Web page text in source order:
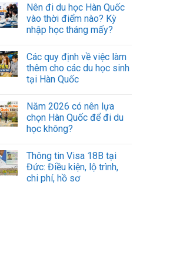
Nên đi du học Hàn Quốc
vào thời điểm nào? Kỳ
nhập học tháng mấy?
Các quy định về việc làm
thêm cho các du học sinh
tại Hàn Quốc
Năm 2026 có nên lựa
chọn Hàn Quốc để đi du
học không?
Thông tin Visa 18B tại
Đức: Điều kiện, lộ trình,
chi phí, hồ sơ